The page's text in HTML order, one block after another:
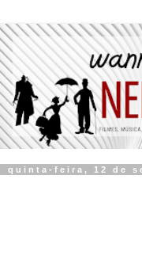
quinta-feira, 12 de